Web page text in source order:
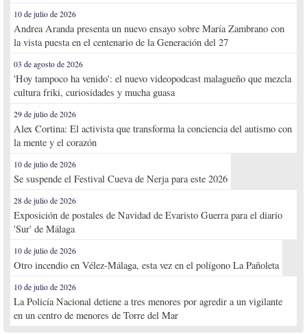
10 de julio de 2026
Andrea Aranda presenta un nuevo ensayo sobre María Zambrano con
la vista puesta en el centenario de la Generación del 27
03 de agosto de 2026
'Hoy tampoco ha venido': el nuevo videopodcast malagueño que mezcla
cultura friki, curiosidades y mucha guasa
29 de julio de 2026
Alex Cortina: El activista que transforma la conciencia del autismo con
la mente y el corazón
10 de julio de 2026
Se suspende el Festival Cueva de Nerja para este 2026
28 de julio de 2026
Exposición de postales de Navidad de Evaristo Guerra para el diario
'Sur' de Málaga
10 de julio de 2026
Otro incendio en Vélez-Málaga, esta vez en el polígono La Pañoleta
10 de julio de 2026
La Policía Nacional detiene a tres menores por agredir a un vigilante
en un centro de menores de Torre del Mar